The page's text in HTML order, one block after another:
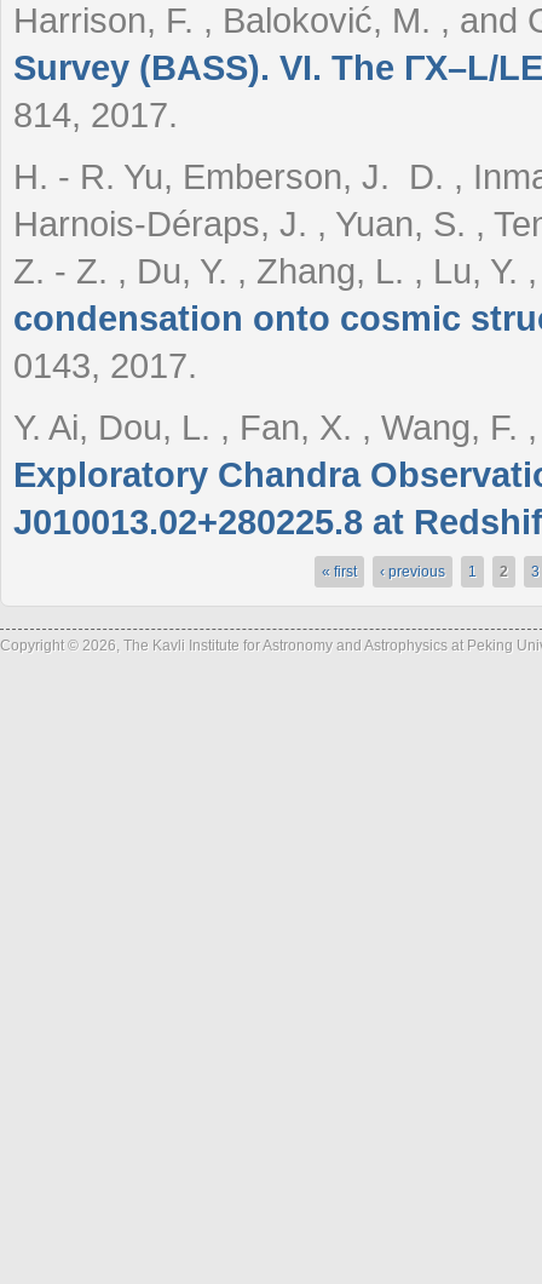
Harrison, F. , Baloković, M. , and
Survey (BASS). VI. The ΓX–L/
814, 2017.
H. - R. Yu, Emberson, J. D. ,
Harnois-Déraps, J. , Yuan, S. ,
Z. - Z. , Du, Y. , Zhang, L. , Lu, Y.
condensation onto cosmic
0143, 2017.
Y. Ai, Dou, L. , Fan, X. , Wang,
Exploratory Chandra
J010013.02+280225.8 at
« first ‹ previous 1 2 3
Copyright © 2026, The Kavli Institute for Astronomy and Astrophysics at Peking